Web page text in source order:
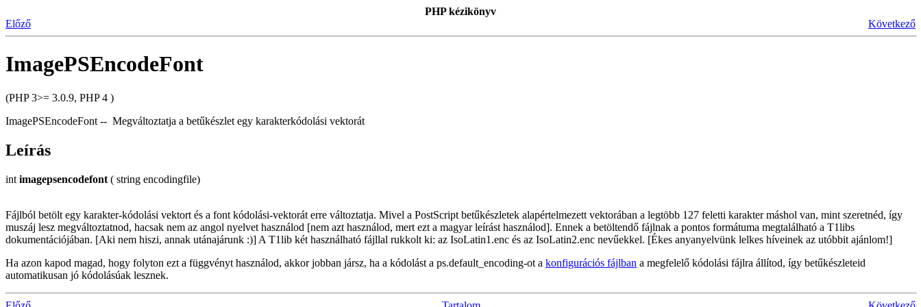
PHP kézikönyv
Előző
Következő
ImagePSEncodeFont
(PHP 3>= 3.0.9, PHP 4 )
ImagePSEncodeFont -- Megváltoztatja a betűkészlet egy karakterkódolási vektorát
Leírás
int imagepsencodefont ( string encodingfile)
Fájlból betölt egy karakter-kódolási vektort és a font kódolási-vektorát erre változtatja. Mivel a PostScript betűkészletek alapértelmezett vektorában a legtöbb 127 feletti karakter máshol van, mint szeretnéd, így
muszáj lesz megváltoztatnod, hacsak nem az angol nyelvet használod [nem azt használod, mert ezt a magyar leírást használod]. Ennek a betöltendő fájlnak a pontos formátuma megtalálható a T1libs
dokumentációjában. [Aki nem hiszi, annak utánajárunk :)] A T1lib két használható fájllal rukkolt ki: az IsoLatin1.enc és az IsoLatin2.enc nevűekkel. [Ékes anyanyelvünk lelkes híveinek az utóbbit ajánlom!]
Ha azon kapod magad, hogy folyton ezt a függvényt használod, akkor jobban jársz, ha a kódolást a ps.default_encoding-ot a konfigurációs fájlban a megfelelő kódolási fájlra állítod, így betűkészleteid
automatikusan jó kódolásúak lesznek.